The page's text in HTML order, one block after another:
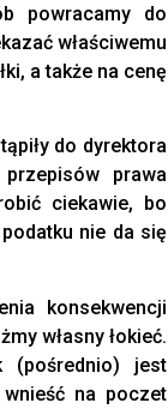
powracamy do
właściwemu
a także na cenę
do dyrektora
prawa
ciekawie, bo
nie da się
konsekwencji
własny łokieć.
(pośrednio) jest
na poczet